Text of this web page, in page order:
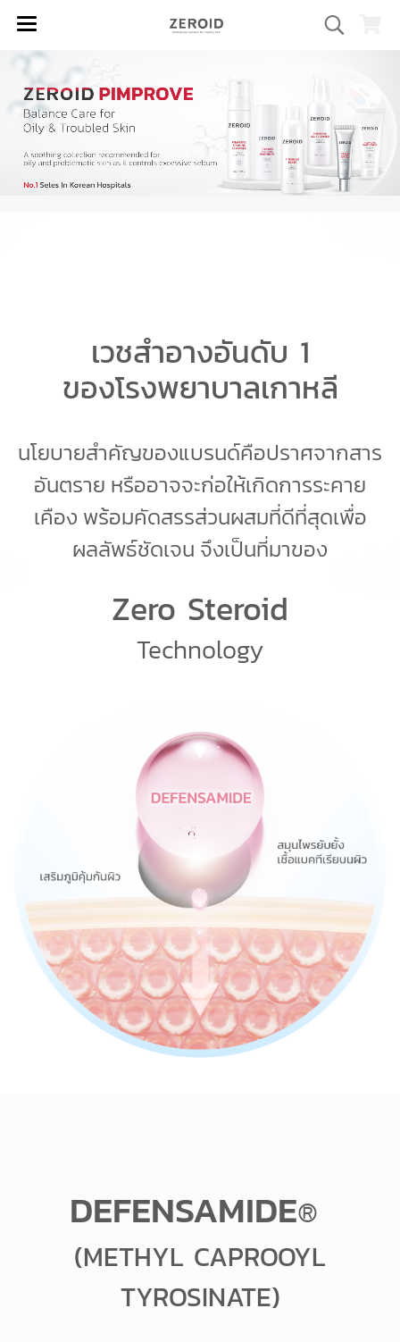
เวชสำอางอันดับ 1
ของโรงพยาบาลเกาหลี
นโยบายสำคัญของแบรนด์คือปราศจากสาร
อันตราย หรืออาจจะก่อให้เกิดการระคาย
เคือง พร้อมคัดสรรส่วนผสมที่ดีที่สุดเพื่อ
ผลลัพธ์ชัดเจน จึงเป็นที่มาของ
Zero Steroid
Technology
DEFENSAMIDE®
(METHYL CAPROOYL
TYROSINATE)